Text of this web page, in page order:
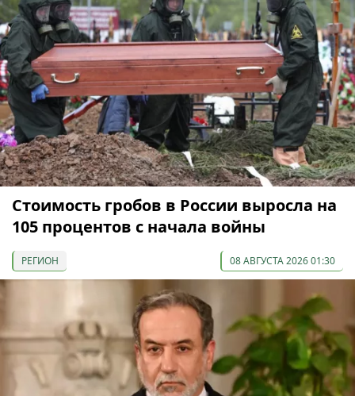
Стоимость гробов в России выросла на
105 процентов с начала войны
РЕГИОН 08 АВГУСТА 2026 01:30